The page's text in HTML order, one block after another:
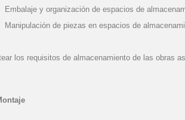
Embalaje y organización de espacios de
Manipulación de piezas en espacios de
los requisitos de almacenamiento de las obras